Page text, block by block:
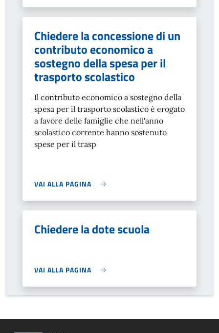
Chiedere la concessione di un
contributo economico a
sostegno della spesa per il
trasporto scolastico
Il contributo economico a sostegno della
spesa per il trasporto scolastico è erogato
a favore delle famiglie che nell'anno
scolastico corrente hanno sostenuto
spese per il trasp
VAI ALLA PAGINA
Chiedere la dote scuola
VAI ALLA PAGINA